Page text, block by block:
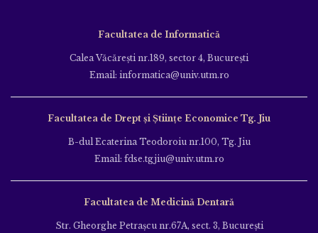
Facultatea de Informatică
Calea Văcăreşti nr.189, sector 4, Bucureşti
Email: informatica@univ.utm.ro
Facultatea de Drept și Științe Economice Tg. Jiu
B-dul Ecaterina Teodoroiu nr.100, Tg. Jiu
Email: fdse.tgjiu@univ.utm.ro
Facultatea de Medicină Dentară
Str. Gheorghe Petraşcu nr.67A, sect. 3, Bucureşti